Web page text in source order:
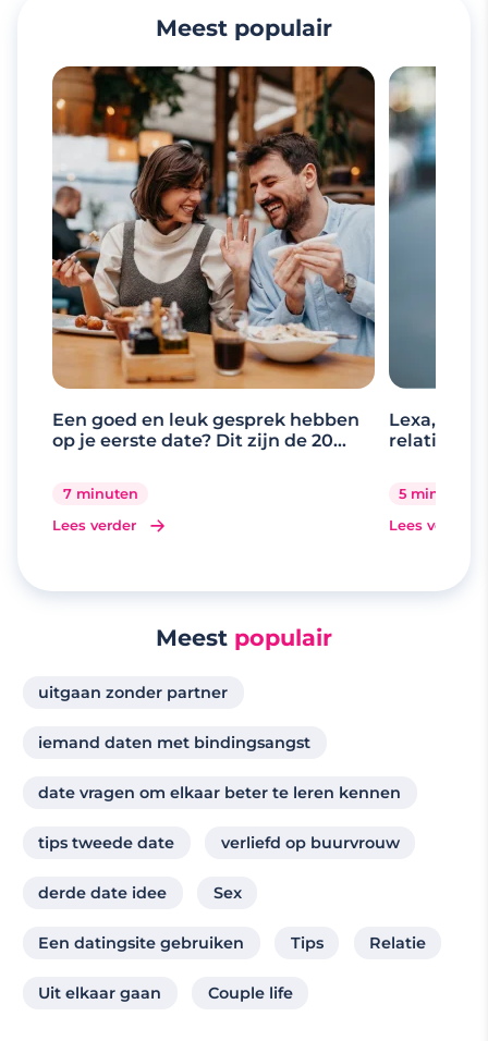
Meest populair
Een goed en leuk gesprek hebben
op je eerste date? Dit zijn de 20
7 minuten
Lees verder
Lexa, de
relaties
5 minuten
Lees verder
Meest populair
uitgaan zonder partner
iemand daten met bindingsangst
date vragen om elkaar beter te leren kennen
tips tweede date verliefd op buurvrouw
derde date idee Sex
Een datingsite gebruiken Tips Relatie
Uit elkaar gaan Couple life